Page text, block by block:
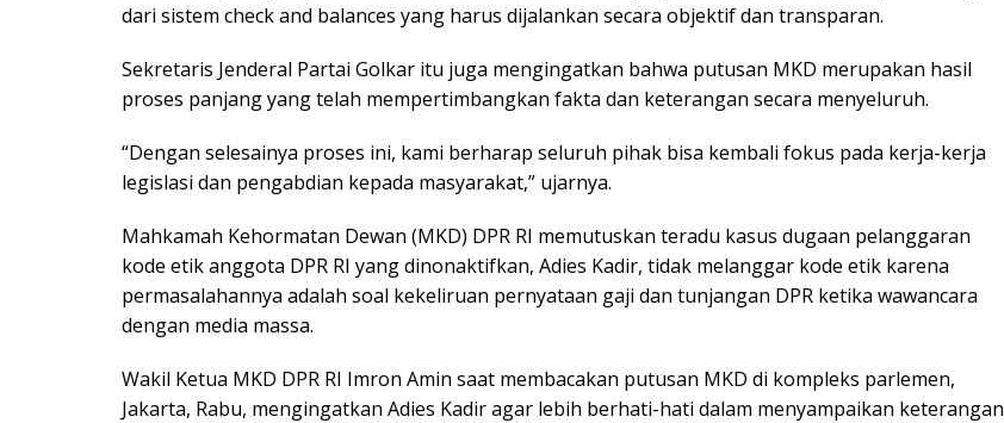
dari sistem check and balances yang harus dijalankan secara objektif dan transparan.
Sekretaris Jenderal Partai Golkar itu juga mengingatkan bahwa putusan MKD merupakan hasil
proses panjang yang telah mempertimbangkan fakta dan keterangan secara menyeluruh.
“Dengan selesainya proses ini, kami berharap seluruh pihak bisa kembali fokus pada kerja-kerja
legislasi dan pengabdian kepada masyarakat,” ujarnya.
Mahkamah Kehormatan Dewan (MKD) DPR RI memutuskan teradu kasus dugaan pelanggaran
kode etik anggota DPR RI yang dinonaktifkan, Adies Kadir, tidak melanggar kode etik karena
permasalahannya adalah soal kekeliruan pernyataan gaji dan tunjangan DPR ketika wawancara
dengan media massa.
Wakil Ketua MKD DPR RI Imron Amin saat membacakan putusan MKD di kompleks parlemen,
Jakarta, Rabu, mengingatkan Adies Kadir agar lebih berhati-hati dalam menyampaikan keterangan